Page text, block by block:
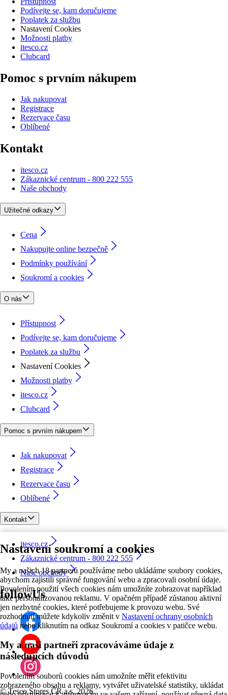
Nastavení soukromí a cookies
My a našich 18 partnerů používáme nebo ukládáme soubory cookies,
abychom zajistili správné fungování webu a zpracovali osobní údaje.
Povolením použití všech cookies nám umožníte zobrazovat například
také personalizovanou reklamu. V opačném případě zůstanou aktivní
jen nezbytné cookies, které potřebujeme k provozu webu. Své
rozhodnutí můžete kdykoliv změnit v Nastavení ochrany osobních
údajů nebo kliknutím na odkaz Soukromí a cookies v patičce webu.
My a naši partneři zpracováváme údaje z
následujících důvodů
Povolením souborů cookies nám umožníte měřit efektivitu
zobrazeného obsahu a reklamy, vytvářet uživatelské statistiky, ukládat
Podívejte se, kam doručujeme
Poplatek za službu
Nastavení Cookies
Možnosti platby
itesco.cz
Clubcard
Pomoc s prvním nákupem
Jak nakupovat
Registrace
Rezervace času
Oblíbené
Kontakt
itesco.cz
Zákaznické centrum - 800 222 555
Naše obchody
Užitečné odkazy
Cena
Nakupujte online bezpečně
Podmínky používání
Soukromí a cookies
O nás
Přístupnost
Podívejte se, kam doručujeme
Poplatek za službu
Nastavení Cookies
Možnosti platby
itesco.cz
Clubcard
Pomoc s prvním nákupem
Jak nakupovat
Registrace
Rezervace času
Oblíbené
Kontakt
itesco.cz
Zákaznické centrum - 800 222 555
Naše obchody
followUs
©Tesco Stores ČR a.s. 2026